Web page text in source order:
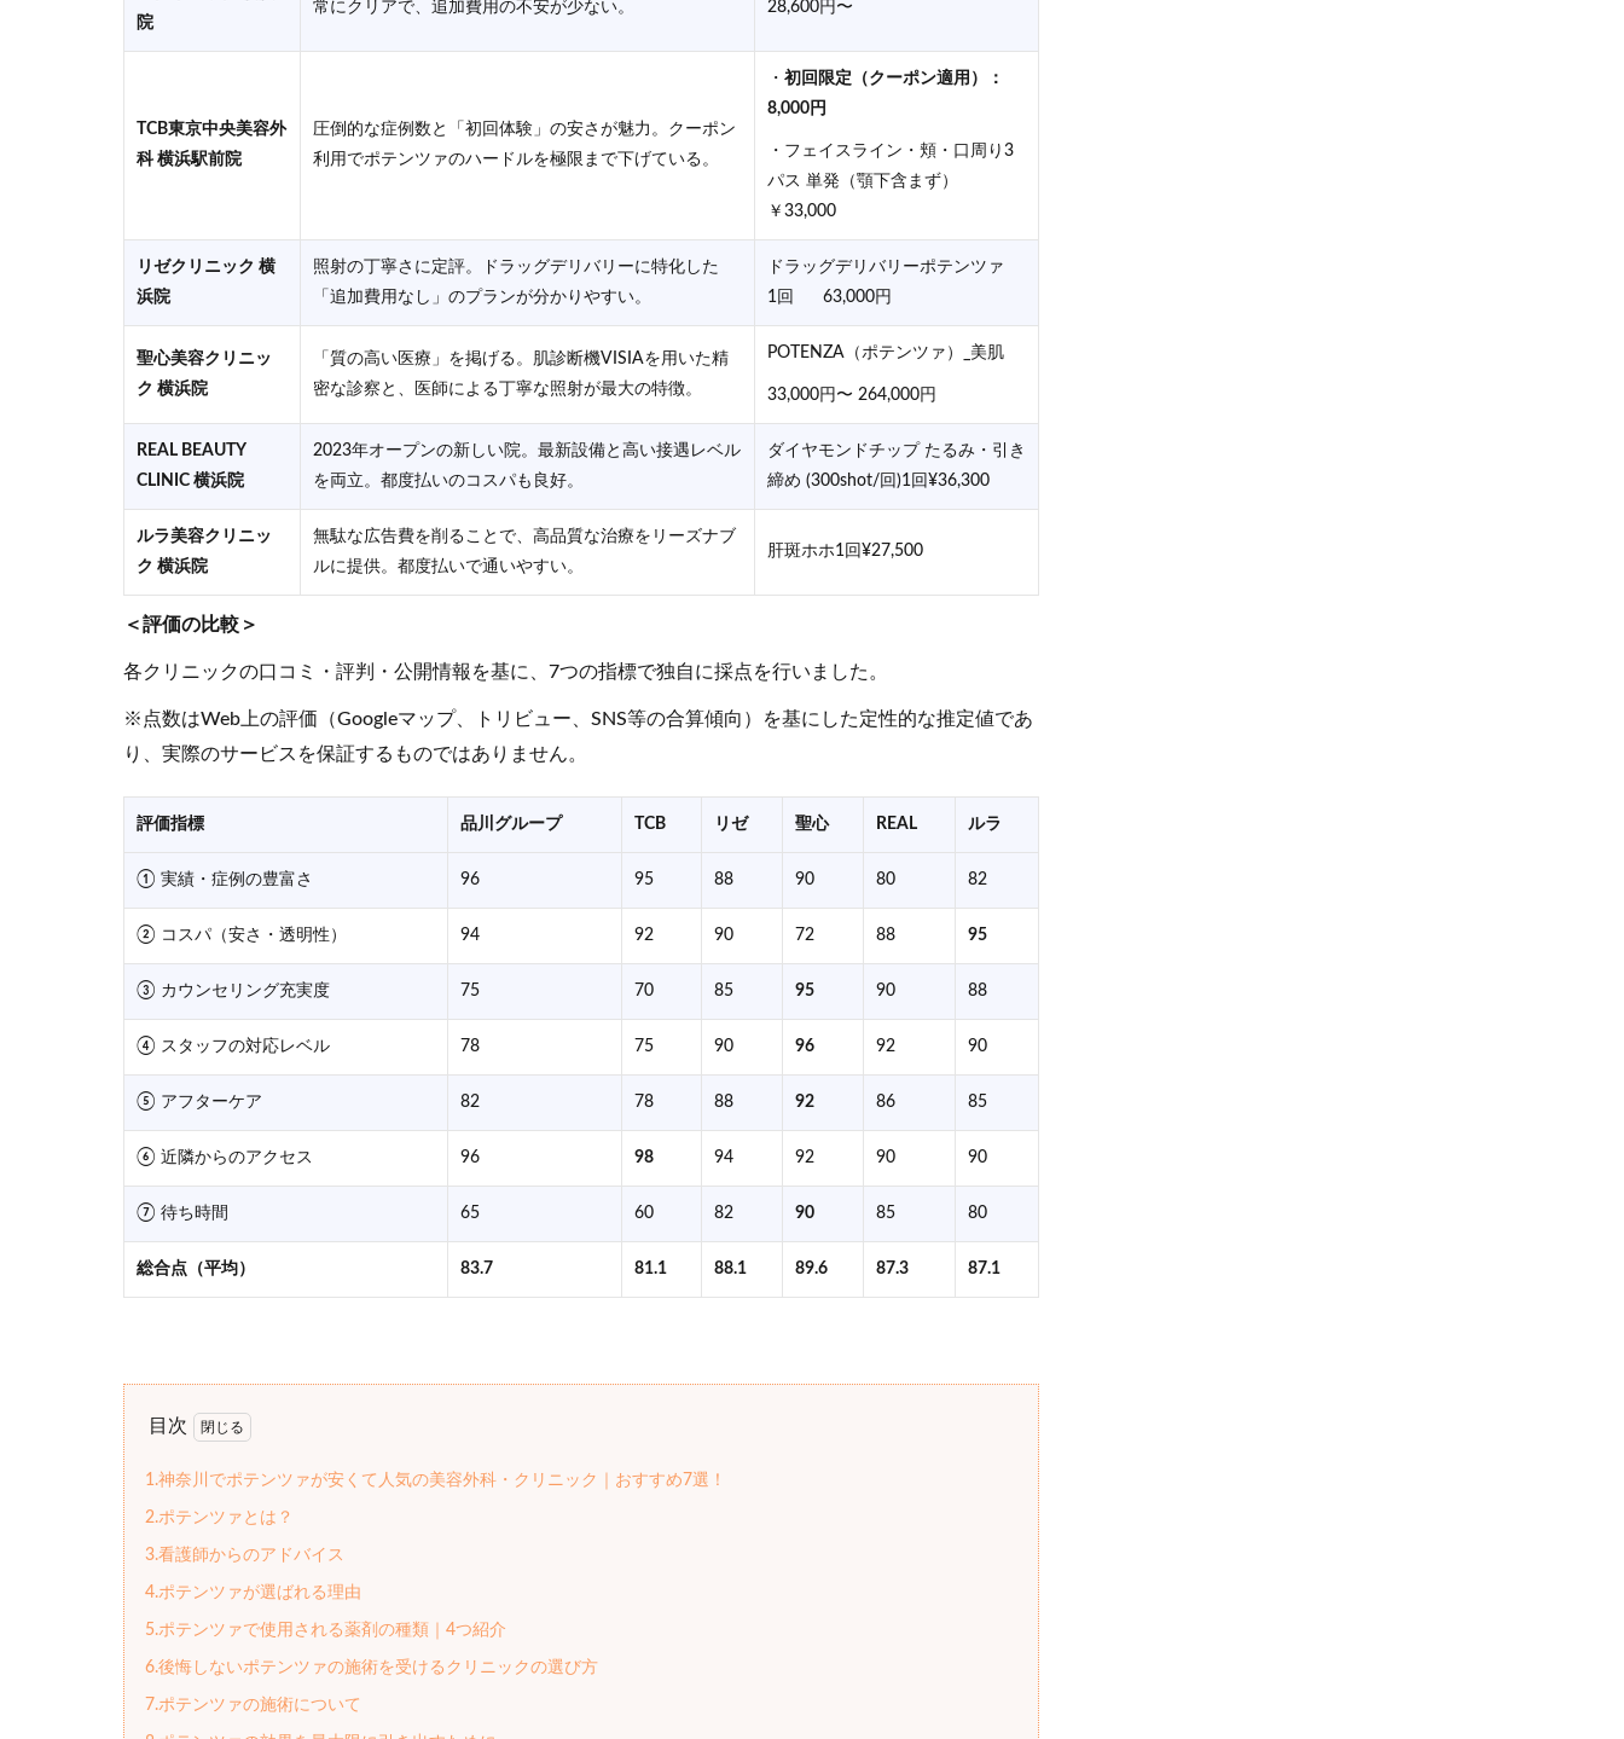
院
常にクリアで、追加費用の不安が少ない。
28,600円〜
TCB東京中央美容外
科 横浜駅前院
圧倒的な症例数と「初回体験」の安さが魅力。クーポン
利用でポテンツァのハードルを極限まで下げている。
・ 初回限定（クーポン適用）：
8,000円
・フェイスライン・頬・口周り3
パス 単発（顎下含まず）
￥33,000
リゼクリニック 横
浜院
照射の丁寧さに定評。ドラッグデリバリーに特化した
「追加費用なし」のプランが分かりやすい。
ドラッグデリバリーポテンツァ
1回 63,000円
聖心美容クリニッ
ク 横浜院
「質の高い医療」を掲げる。肌診断機VISIAを用いた精
密な診察と、医師による丁寧な照射が最大の特徴。
POTENZA（ポテンツァ）_美肌
33,000円〜 264,000円
REAL BEAUTY
CLINIC 横浜院
2023年オープンの新しい院。最新設備と高い接遇レベル
を両立。都度払いのコスパも良好。
ダイヤモンドチップ たるみ・引き
締め (300shot/回)1回¥36,300
ルラ美容クリニッ
ク 横浜院
無駄な広告費を削ることで、高品質な治療をリーズナブ
ルに提供。都度払いで通いやすい。
肝斑ホホ1回¥27,500
＜評価の比較＞
各クリニックの口コミ・評判・公開情報を基に、7つの指標で独自に採点を行いました。
※点数はWeb上の評価（Googleマップ、トリビュー、SNS等の合算傾向）を基にした定性的な推定値であ
り、実際のサービスを保証するものではありません。
評価指標 品川グループ TCB リゼ 聖心 REAL ルラ
① 実績・症例の豊富さ 96 95 88 90 80 82
② コスパ（安さ・透明性） 94 92 90 72 88 95
③ カウンセリング充実度 75 70 85 95 90 88
④ スタッフの対応レベル 78 75 90 96 92 90
⑤ アフターケア 82 78 88 92 86 85
⑥ 近隣からのアクセス 96 98 94 92 90 90
⑦ 待ち時間 65 60 82 90 85 80
総合点（平均） 83.7 81.1 88.1 89.6 87.3 87.1
目次
1.神奈川でポテンツァが安くて人気の美容外科・クリニック｜おすすめ7選！
2.ポテンツァとは？
3.看護師からのアドバイス
4.ポテンツァが選ばれる理由
5.ポテンツァで使用される薬剤の種類｜4つ紹介
6.後悔しないポテンツァの施術を受けるクリニックの選び方
7.ポテンツァの施術について